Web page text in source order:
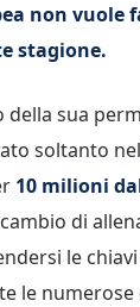
non vuole
stagione.
della sua
soltanto
10 milioni
di
le
le